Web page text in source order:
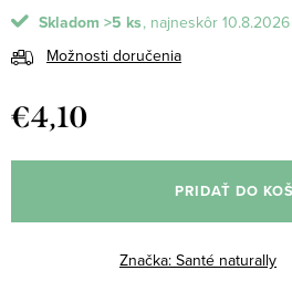
Skladom >5 ks
10.8.2026
Možnosti doručenia
€4,10
cena:
PRIDAŤ DO
Značka: Santé naturally